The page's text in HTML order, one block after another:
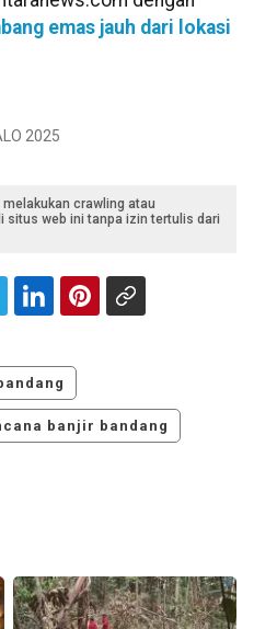
emas jauh dari lokasi
2025
crawling atau
situs web ini tanpa izin tertulis dari
banjir bandang